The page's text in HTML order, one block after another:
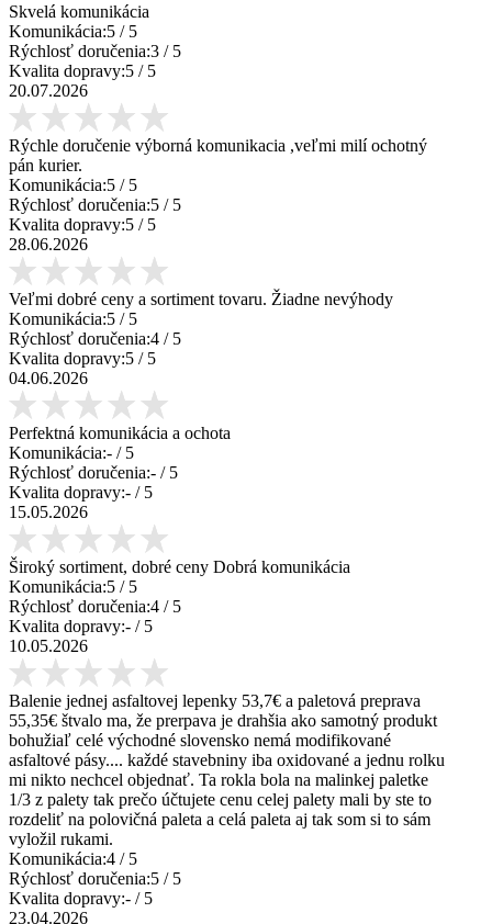
Skvelá komunikácia
Komunikácia:5 / 5
Rýchlosť doručenia:3 / 5
Kvalita dopravy:5 / 5
20.07.2026
Rýchle doručenie výborná komunikacia ,veľmi milí ochotný
pán kurier.
Komunikácia:5 / 5
Rýchlosť doručenia:5 / 5
Kvalita dopravy:5 / 5
28.06.2026
Veľmi dobré ceny a sortiment tovaru. Žiadne nevýhody
Komunikácia:5 / 5
Rýchlosť doručenia:4 / 5
Kvalita dopravy:5 / 5
04.06.2026
Perfektná komunikácia a ochota
Komunikácia:- / 5
Rýchlosť doručenia:- / 5
Kvalita dopravy:- / 5
15.05.2026
Široký sortiment, dobré ceny Dobrá komunikácia
Komunikácia:5 / 5
Rýchlosť doručenia:4 / 5
Kvalita dopravy:- / 5
10.05.2026
Balenie jednej asfaltovej lepenky 53,7€ a paletová preprava
55,35€ štvalo ma, že prerpava je drahšia ako samotný produkt
bohužiaľ celé východné slovensko nemá modifikované
asfaltové pásy.... každé stavebniny iba oxidované a jednu rolku
mi nikto nechcel objednať. Ta rokla bola na malinkej paletke
1/3 z palety tak prečo účtujete cenu celej palety mali by ste to
rozdeliť na polovičná paleta a celá paleta aj tak som si to sám
vyložil rukami.
Komunikácia:4 / 5
Rýchlosť doručenia:5 / 5
Kvalita dopravy:- / 5
23.04.2026